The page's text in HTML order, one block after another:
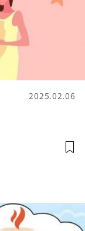
2025.02.06